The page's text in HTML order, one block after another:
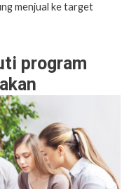
menjual ke target
program